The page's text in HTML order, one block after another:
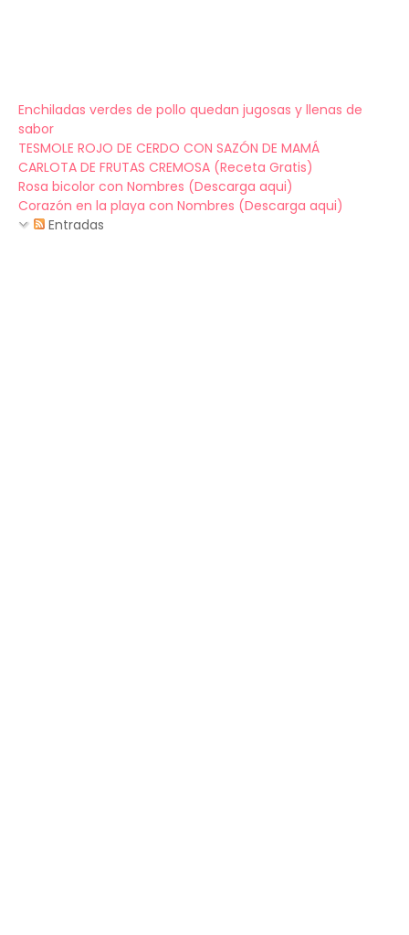
Enchiladas verdes de pollo quedan jugosas y llenas de
sabor
TESMOLE ROJO DE CERDO CON SAZÓN DE MAMÁ
CARLOTA DE FRUTAS CREMOSA (Receta Gratis)
Rosa bicolor con Nombres (Descarga aqui)
Corazón en la playa con Nombres (Descarga aqui)
Entradas